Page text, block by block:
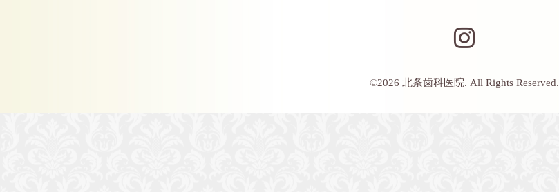
©2026 北条歯科医院. All Rights Reserved.